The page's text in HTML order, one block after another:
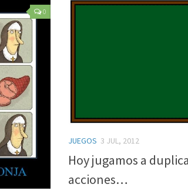
0
JUEGOS 3 JUL, 2012
Hoy jugamos a
acciones…